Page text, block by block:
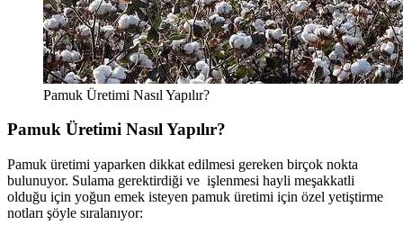
Pamuk Üretimi Nasıl Yapılır?
Pamuk Üretimi Nasıl Yapılır?
Pamuk üretimi yaparken dikkat edilmesi gereken birçok nokta
bulunuyor. Sulama gerektirdiği ve işlenmesi hayli meşakkatli
olduğu için yoğun emek isteyen pamuk üretimi için özel yetiştirme
notları şöyle sıralanıyor: